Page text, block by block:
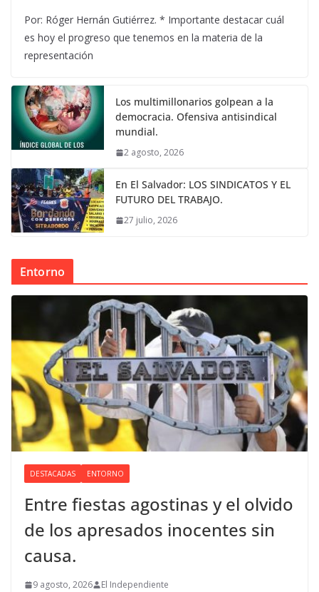
Por: Róger Hernán Gutiérrez. * Importante destacar cuál
es hoy el progreso que tenemos en la materia de la
representación
Los multimillonarios golpean a la
democracia. Ofensiva antisindical
mundial.
2 agosto, 2026
En El Salvador: LOS SINDICATOS Y EL
FUTURO DEL TRABAJO.
27 julio, 2026
Entorno
DESTACADAS ENTORNO
Entre fiestas agostinas y el olvido
de los apresados inocentes sin
causa.
9 agosto, 2026 El Independiente